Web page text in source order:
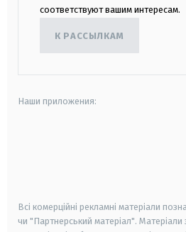
соответствуют вашим интересам.
К РАССЫЛКАМ
Наши приложения:
Всі комерційні рекламні матеріали
чи "Партнерський матеріал".